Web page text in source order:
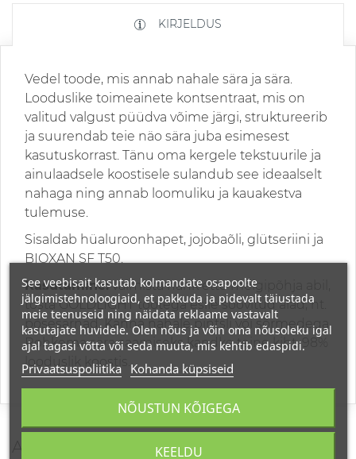
KIRJELDUS
Vedel toode, mis annab nahale sära ja sära.
Looduslike toimeainete kontsentraat, mis on
valitud valgust püüdva võime järgi, struktureerib
ja suurendab teie näo sära juba esimesest
kasutuskorrast. Tänu oma kergele tekstuurile ja
ainulaadsele koostisele sulandub see ideaalselt
nahaga ning annab loomuliku ja kauakestva
tulemuse.
Sisaldab hüaluroonhapet, jojobaõli, glütseriini ja
BIOXAN SF T50.
Kasutamine:valmista nahk ette meigipõhja abil,
tõsta GOLDLIGHT tootega esile soovitud alad, nt.
põsesarnad. Kanna nahale pintsli või sõrmedega.
Rohkema sära saamiseks kandke teine kiht. 98%
looduslik koostis.
See veebisait kasutab kolmandate osapoolte
jälgimistehnoloogiaid, et pakkuda ja pidevalt täiustada
meie teenuseid ning näidata reklaame vastavalt
kasutajate huvidele. Olen nõus ja võin oma nõusoleku igal
ajal tagasi võtta või seda muuta, mis kehtib edaspidi.
Privaatsuspoliitika Kohanda küpsiseid
KEELDU
NÕUSTUN KÕIGEGA